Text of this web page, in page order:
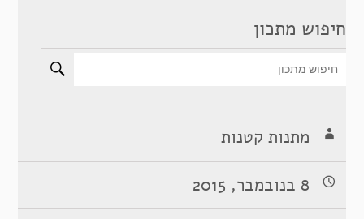
חיפוש מתכון
מתנות קטנות
8 בנובמבר, 2015